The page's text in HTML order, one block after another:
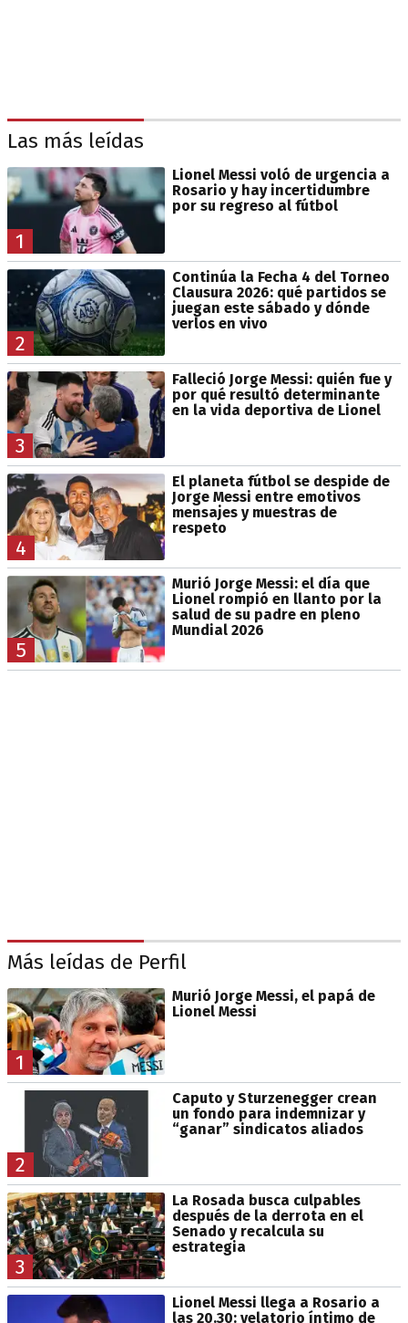
Las más leídas
1
Lionel Messi voló de urgencia a
Rosario y hay incertidumbre
por su regreso al fútbol
2
Continúa la Fecha 4 del Torneo
Clausura 2026: qué partidos se
juegan este sábado y dónde
verlos en vivo
3
Falleció Jorge Messi: quién fue y
por qué resultó determinante
en la vida deportiva de Lionel
4
El planeta fútbol se despide de
Jorge Messi entre emotivos
mensajes y muestras de
respeto
5
Murió Jorge Messi: el día que
Lionel rompió en llanto por la
salud de su padre en pleno
Mundial 2026
Más leídas de Perfil
1
Murió Jorge Messi, el papá de
Lionel Messi
2
Caputo y Sturzenegger crean
un fondo para indemnizar y
“ganar” sindicatos aliados
3
La Rosada busca culpables
después de la derrota en el
Senado y recalcula su
estrategia
Lionel Messi llega a Rosario a
las 20.30: velatorio íntimo de